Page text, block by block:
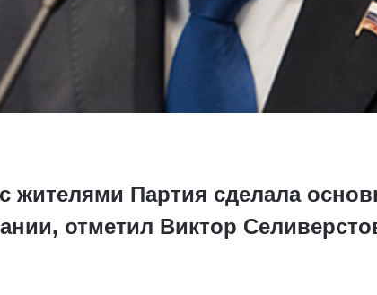
жителями Партия сделала
отметил Виктор